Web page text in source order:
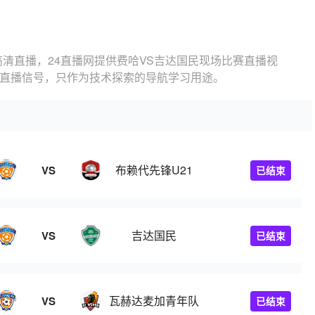
直播，24直播网提供费哈VS吉达国民现场比赛直播视
信号，只作为技术探索的导航学习用途。
VS 布赖代先锋U21 已结束
VS 吉达国民 已结束
VS 瓦赫达麦加青年队 已结束